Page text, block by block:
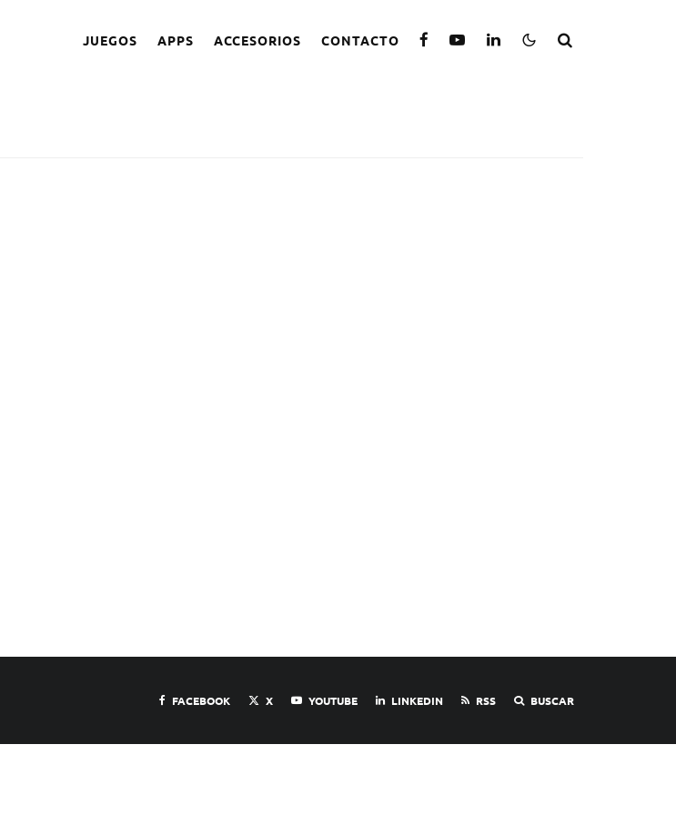
JUEGOS APPS ACCESORIOS CONTACTO
FACEBOOK X YOUTUBE LINKEDIN RSS BUSCAR